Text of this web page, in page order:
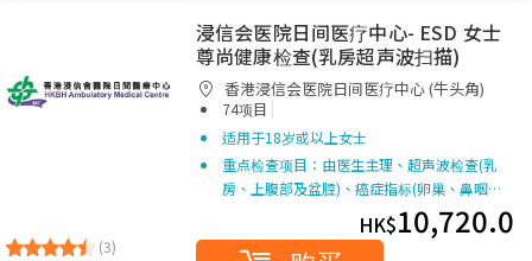
(3)
浸信会医院日间医疗中心- ESD 女士
尊尚健康检查(乳房超声波扫描)
香港浸信会医院日间医疗中心 (牛头角)
74项目 |
适用于18岁或以上女士
重点检查项目：由医生主理、超声波检查(乳
房、上腹部及盆腔)、癌症指标(卵巢、鼻咽…
HK$10,720.0